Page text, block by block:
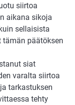
siirtoa
aikana sikoja
sellaisista
päätöksen
siat
varalta siirtoa
tarkastuksen
tehty